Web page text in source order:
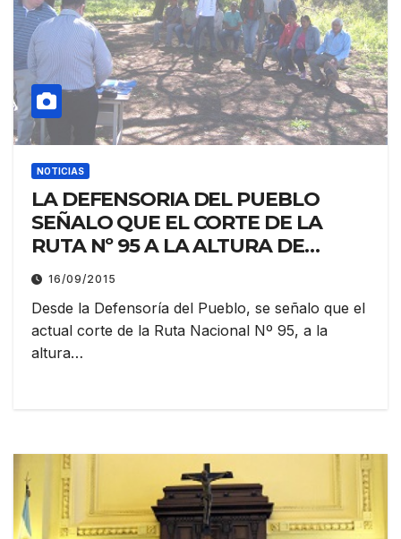
NOTICIAS
LA DEFENSORIA DEL PUEBLO
SEÑALO QUE EL CORTE DE LA
RUTA Nº 95 A LA ALTURA DE
RIACHO DE ORO ES UNA DECISION
POLITICA , QUE NADA TIENE QUE
VER CON LAS COMUNIDADES
ABORIGENES DE LA ZONA
16/09/2015
Desde la Defensoría del Pueblo, se señalo que el
actual corte de la Ruta Nacional Nº 95, a la
altura…